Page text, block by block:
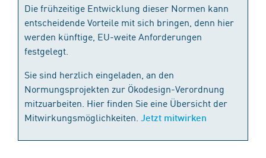
Die frühzeitige Entwicklung dieser Normen kann
entscheidende Vorteile mit sich bringen, denn hier
werden künftige, EU-weite Anforderungen
festgelegt.
Sie sind herzlich eingeladen, an den
Normungsprojekten zur Ökodesign-Verordnung
mitzuarbeiten. Hier finden Sie eine Übersicht der
Mitwirkungsmöglichkeiten.
Jetzt mitwirken